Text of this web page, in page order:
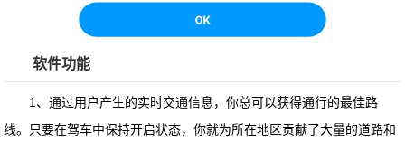
软件功能
1、通过用户产生的实时交通信息，你总可以获得通行的最佳路
线。只要在驾车中保持开启状态，你就为所在地区贡献了大量的道路和